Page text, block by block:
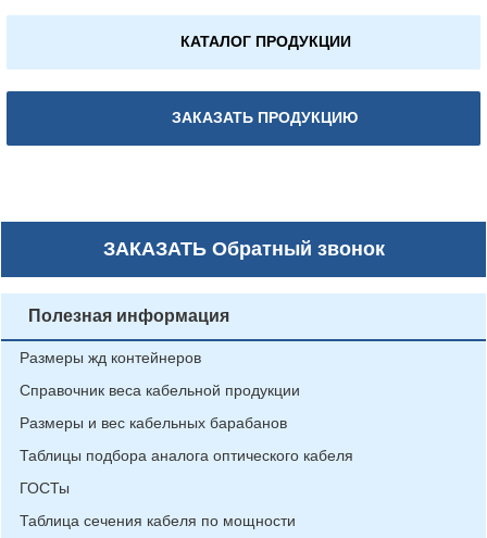
КАТАЛОГ ПРОДУКЦИИ
ЗАКАЗАТЬ ПРОДУКЦИЮ
ЗАКАЗАТЬОбратный звонок
Полезная информация
Размеры жд контейнеров
Справочник веса кабельной продукции
Размеры и вес кабельных барабанов
Таблицы подбора аналога оптического кабеля
ГОСТы
Таблица сечения кабеля по мощности